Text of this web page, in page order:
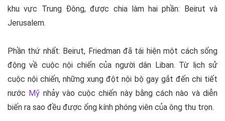
khu vực Trung Đông, được chia làm hai phần: Beirut và
Jerusalem.
Phần thứ nhất: Beirut, Friedmanđã tái hiện một cách sống
động về cuộc nội chiến của người dân Liban. Từ lịch sử
cuộc nội chiến, những xung đột nội bộ gay gắt đến chi tiết
nước Mỹ nhảy vào cuộc chiến này bằng cách nào và diễn
biến ra sao đều được ống kính phóng viên của ông thu trọn.